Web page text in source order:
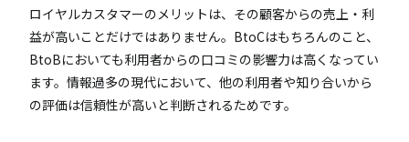
ロイヤルカスタマーのメリットは、その顧客からの売上・利
益が高いことだけではありません。BtoCはもちろんのこと、
BtoBにおいても利用者からの口コミの影響力は高くなってい
ます。情報過多の現代において、他の利用者や知り合いから
の評価は信頼性が高いと判断されるためです。